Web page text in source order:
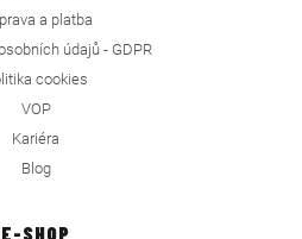
a platba
údajů - GDPR
cookies
VOP
Kariéra
Blog
E-SHOP